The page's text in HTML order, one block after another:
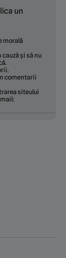
un
morală
și să nu
comentarii
siteului